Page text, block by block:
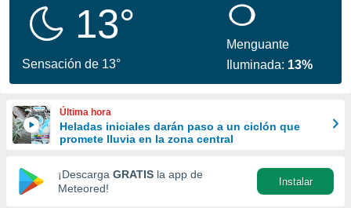
se
calidad.
a este
las
y
forma
digital
basada
13°
Sensación de 13°
Menguante
Iluminada: 13%
Última hora
Heladas iniciales darán paso a un ciclón que
promete lluvia en la zona central
¡Descarga GRATIS la app de
Meteored!
Instalar